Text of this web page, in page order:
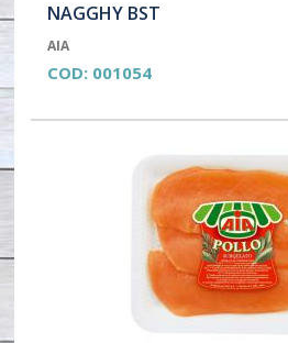
NAGGHY BST
AIA
COD: 001054